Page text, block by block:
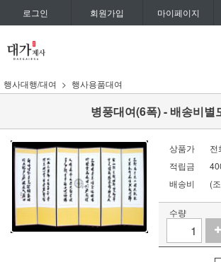
로그인 회원가입 마이페이지
행사대행/대여 행사용품대여
병풍대여(6폭) - 배송비별
상품가
전
적립금
배송비
(
수량